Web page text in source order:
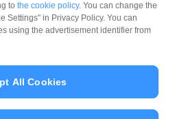
の考え方
to the cookie policy. You can change the
Settings" in Privacy Policy. You can
using the advertisement identifier from
All Cookies